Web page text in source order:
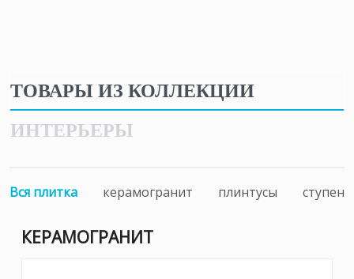
ТОВАРЫ ИЗ КОЛЛЕКЦИИ
ИНТЕРЬЕРЫ
Вся плитка керамогранит плинтусы ступени
КЕРАМОГРАНИТ